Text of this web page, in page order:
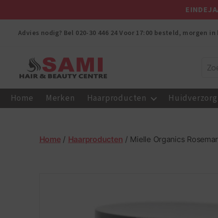
Advies nodig? Bel 020-30 446 24 Voor 17:00 besteld, morgen in
Hair
Centre
Home Merken Haarproducten
Home/ Haarproducten / Mielle Organics